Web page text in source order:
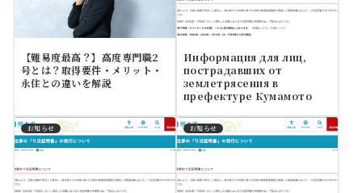
【難易度最高？】高度専門職2
号とは？取得要件・メリット・
永住との違いを解説
Информация для лиц,
пострадавших от
землетрясения в
префектуре Кумамото
お知らせ お知らせ